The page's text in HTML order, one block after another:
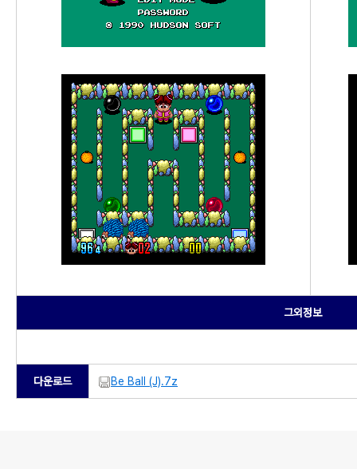
그외정보
다운로드 Be Ball (J).7z